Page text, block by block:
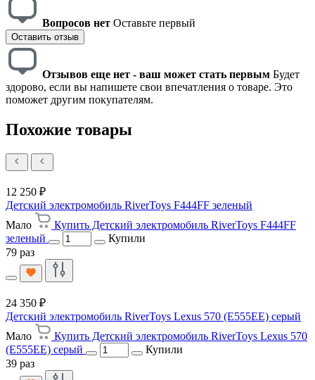
Вопросов нет Оставьте первый
Оставить отзыв
Отзывов еще нет - ваш может стать первым Будет
здорово, если вы напишете свои впечатления о товаре. Это
поможет другим покупателям.
Похожие товары
12 250 ₽
Детский электромобиль RiverToys F444FF зеленый
Мало
Купить Детский электромобиль RiverToys F444FF
зеленый
Купили
79 раз
24 350 ₽
Детский электромобиль RiverToys Lexus 570 (E555EE) серый
Мало
Купить Детский электромобиль RiverToys Lexus 570
(E555EE) серый
Купили
39 раз